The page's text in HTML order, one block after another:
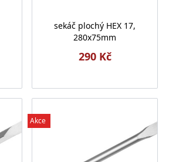
sekáč plochý HEX 17,
280x75mm
290 Kč
Akce